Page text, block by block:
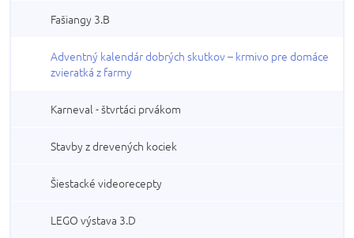
Fašiangy 3.B
Adventný kalendár dobrých skutkov – krmivo pre domáce
zvieratká z farmy
Karneval - štvrtáci prvákom
Stavby z drevených kociek
Šiestacké videorecepty
LEGO výstava 3.D